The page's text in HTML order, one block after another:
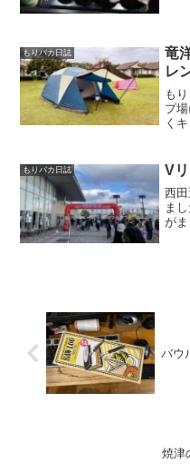
い
もりバカ日誌
竜
レ
も
プ
く
ンプ
ね
もりバカ日誌 V
西
ま
が
バウ
焼津